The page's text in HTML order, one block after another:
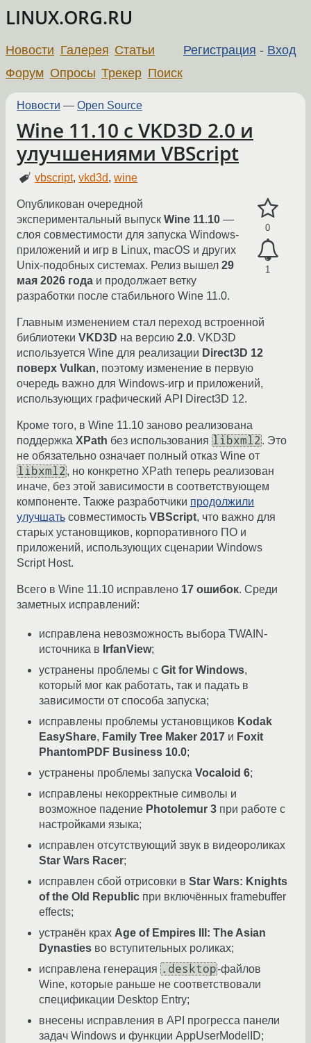
LINUX.ORG.RU
Регистрация - Вход
Новости Галерея Статьи
Форум Опросы Трекер Поиск
Новости — Open Source
Wine 11.10 с VKD3D 2.0 и
улучшениями VBScript
vbscript,vkd3d,wine
0
1
Опубликован очередной
экспериментальный выпуск Wine 11.10 —
слоя совместимости для запуска Windows-
приложений и игр в Linux, macOS и других
Unix-подобных системах. Релиз вышел 29
мая 2026 года и продолжает ветку
разработки после стабильного Wine 11.0.
Главным изменением стал переход встроенной
библиотеки VKD3D на версию 2.0. VKD3D
используется Wine для реализации Direct3D 12
поверх Vulkan, поэтому изменение в первую
очередь важно для Windows-игр и приложений,
использующих графический API Direct3D 12.
Кроме того, в Wine 11.10 заново реализована
поддержка XPath без использования libxml2. Это
не обязательно означает полный отказ Wine от
libxml2, но конкретно XPath теперь реализован
иначе, без этой зависимости в соответствующем
компоненте. Также разработчики продолжили
улучшать совместимость VBScript, что важно для
старых установщиков, корпоративного ПО и
приложений, использующих сценарии Windows
Script Host.
Всего в Wine 11.10 исправлено 17 ошибок. Среди
заметных исправлений:
исправлена невозможность выбора TWAIN-
источника в IrfanView;
устранены проблемы с Git for Windows,
который мог как работать, так и падать в
зависимости от способа запуска;
исправлены проблемы установщиков Kodak
EasyShare, Family Tree Maker 2017 и Foxit
PhantomPDF Business 10.0;
устранены проблемы запуска Vocaloid 6;
исправлены некорректные символы и
возможное падение Photolemur 3 при работе с
настройками языка;
исправлен отсутствующий звук в видеороликах
Star Wars Racer;
исправлен сбой отрисовки в Star Wars: Knights
of the Old Republic при включённых framebuffer
effects;
устранён крах Age of Empires III: The Asian
Dynasties во вступительных роликах;
исправлена генерация .desktop-файлов
Wine, которые раньше не соответствовали
спецификации Desktop Entry;
внесены исправления в API прогресса панели
задач Windows и функции AppUserModelID;